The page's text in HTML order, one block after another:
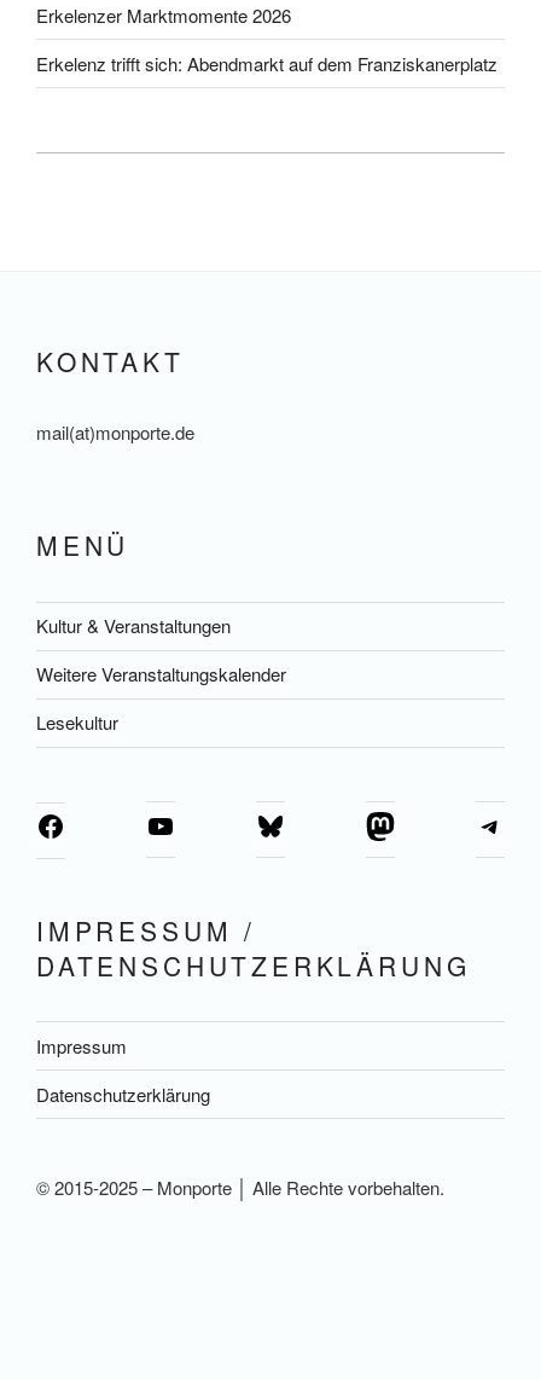
Erkelenzer Marktmomente 2026
Erkelenz trifft sich: Abendmarkt auf dem Franziskanerplatz
KONTAKT
mail(at)monporte.de
MENÜ
Kultur & Veranstaltungen
Weitere Veranstaltungskalender
Lesekultur
IMPRESSUM /
DATENSCHUTZERKLÄRUNG
Impressum
Datenschutzerklärung
© 2015-2025 – Monporte │ Alle Rechte vorbehalten.